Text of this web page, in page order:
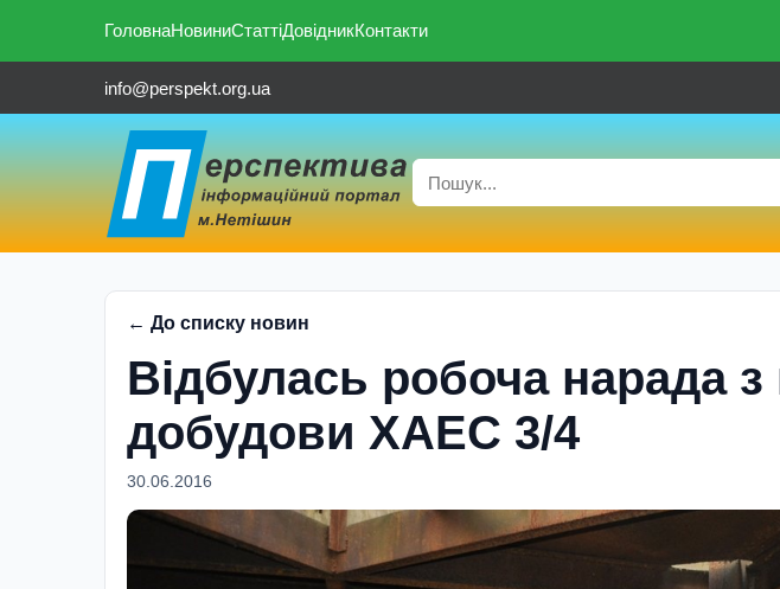
ГоловнаНовиниСтаттіДовідникКонтакти
info@perspekt.org.ua
← До списку новин
Відбулась робоча нарада з
добудови ХАЕС 3/4
30.06.2016